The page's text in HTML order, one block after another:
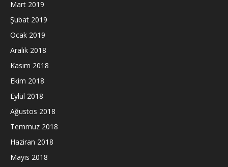
Mart 2019
Şubat 2019
Ocak 2019
Aralık 2018
Kasım 2018
Ekim 2018
Eylül 2018
Ağustos 2018
Temmuz 2018
Haziran 2018
Mayıs 2018